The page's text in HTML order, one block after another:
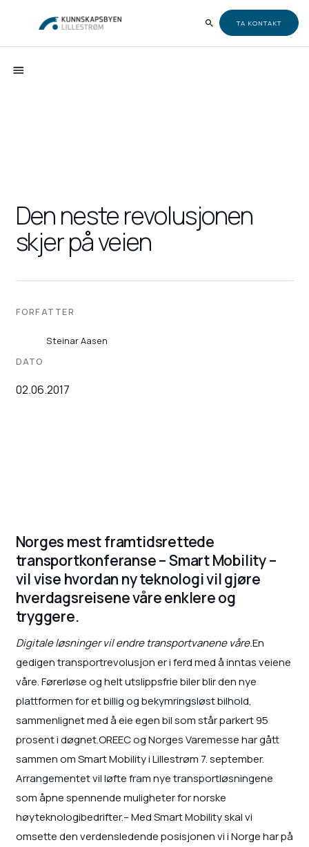
TA KONTAKT
Den neste revolusjonen
skjer på veien
FORFATTER
Steinar Aasen
DATO
02.06.2017
Norges mest framtidsrettede
transportkonferanse – Smart Mobility –
vil vise hvordan ny teknologi vil gjøre
hverdagsreisene våre enklere og
tryggere.
Digitale løsninger vil endre transportvanene våre.En
gedigen transportrevolusjon er i ferd med å inntas veiene
våre. Førerløse og helt utslippsfrie biler blir den nye
plattformen for et billig og bekymringsløst bilhold,
sammenlignet med å eie egen bil som står parkert 95
prosent i døgnet.OREEC og Norges Varemesse har gått
sammen om Smart Mobility i Lillestrøm 7. september.
Arrangementet vil løfte fram nye transportløsningene
som åpne spennende muligheter for norske
høyteknologibedrifter.– Med Smart Mobility skal vi
omsette den verdensledende posisjonen vi i Norge har på